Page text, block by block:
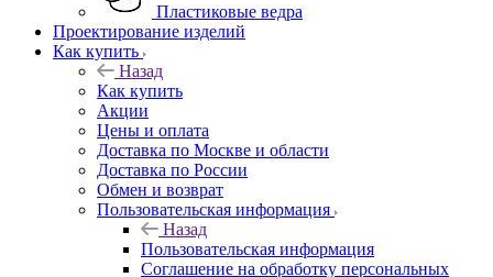
Пластиковые ведра
Проектирование изделий
Как купить
Назад
Как купить
Акции
Цены и оплата
Доставка по Москве и области
Доставка по России
Обмен и возврат
Пользовательская информация
Назад
Пользовательская информация
Соглашение на обработку персональных